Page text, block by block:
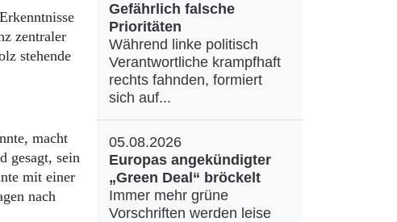
zentraler
stehende
macht
gesagt, sein
mit einer
nach
Gefährlich falsche
Prioritäten
Während linke politisch
Verantwortliche krampfhaft
rechts fahnden, formiert
sich auf...
05.08.2026
Europas angekündigter
„Green Deal“ bröckelt
Immer mehr grüne
Vorschriften werden leise